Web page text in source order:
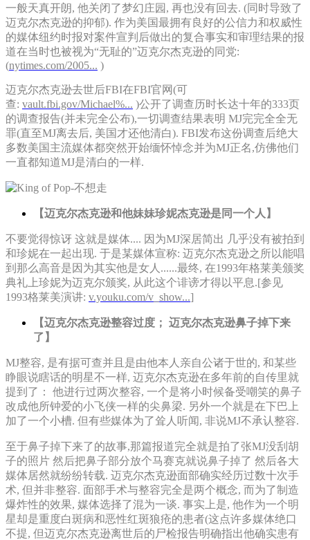
一般天真开朗, 他关闭了梦幻庄园, 再也没有回去. (同时导致了
迈克尔杰克逊的抑郁). 作为美国最拥有良好的公信力和权威性
的媒体纽约时报对案件宣判后做出的复合事实和审理结果的报
道在当时也被视为“无耻的”迈克尔杰克逊的同党:
(nytimes.com/2005... )
迈克尔杰克逊去世后FBI在FBI官网(可
查: vault.fbi.gov/Michael%... )公开了调查历时长达十年的333页
的调查报告(并未完全公布),一切调查结果表明 MJ完完全全无
罪(直至MJ离去后, 美国才还他清白). FBI发布这份调查后绝大
多数美国主流媒体都突然开始缅怀悼念并为MJ正名,仿佛他们
一直都知道MJ是清白的一样.
【迈克尔杰克逊和他妹妹珍妮杰克逊是同一个人】
不要觉得惊讶 这就是媒体.... 因为MJ深居简出 几乎没有被拍到
和珍妮在一起出现. 于是某媒体宣称: 迈克尔杰克逊之所以能唱
到那么高音是因为其实他是女人......最终, 在1993年格莱美颁奖
典礼上珍妮为迈克尔颁奖, 从此这个诽谤才得以平息.[参见
1993格莱美演讲: v.youku.com/v_show...]
【迈克尔杰克逊整容过度； 迈克尔杰克逊鼻子掉下来
了】
MJ整容, 是有据可查并且是由他本人亲自公诸于世的, 和某些
睁眼说瞎话的明星不一样, 迈克尔杰克逊在多年前的自传里就
提到了： 他进行过两次整容, 一个是将小时候备受嘲笑的鼻子
改成他所钟爱的小飞侠一样的尖鼻梁. 另外一个就是在下巴上
加了一个小槽. 但有些媒体为了耸人听闻, 非说MJ不承认整容.
至于鼻子掉下来了的故事,那篇报道完全就是拍了张MJ没刮胡
子的照片 然后把鼻子部分放个马赛克就说鼻子掉了 然后各大
媒体居然就纷纷转载. 迈克尔杰克逊面部确实经历过数十次手
术, 但并非整容. 面部手术与整容完全是两个概念, 而为了制造
爆炸性的效果, 媒体选择了混为一谈. 事实上是, 他作为一个明
星却是重度白斑病和恶性红斑狼疮的患者(这点许多媒体绝口
不提, 但迈克尔杰克逊离世后的尸检报告明确指出他确实患有